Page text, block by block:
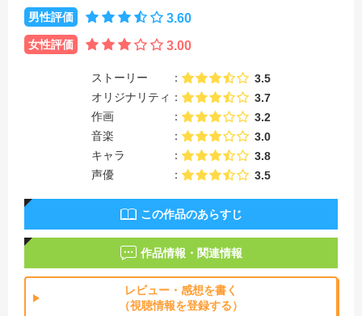
男性評価 3.60
女性評価 3.00
ストーリー
3.5
オリジナリティ
3.7
作画
3.2
音楽
3.0
キャラ
3.8
声優
3.5
この作品のあらすじ
作品情報・関連情報
レビュー・感想を書く
（視聴情報を登録する）